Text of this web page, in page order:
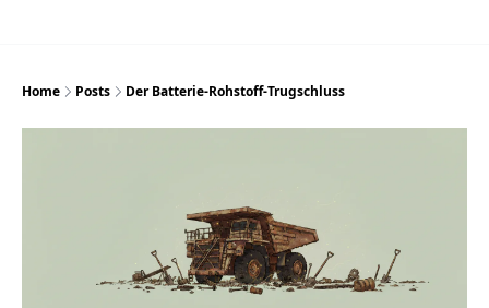
Home Posts Der Batterie-Rohstoff-Trugschluss